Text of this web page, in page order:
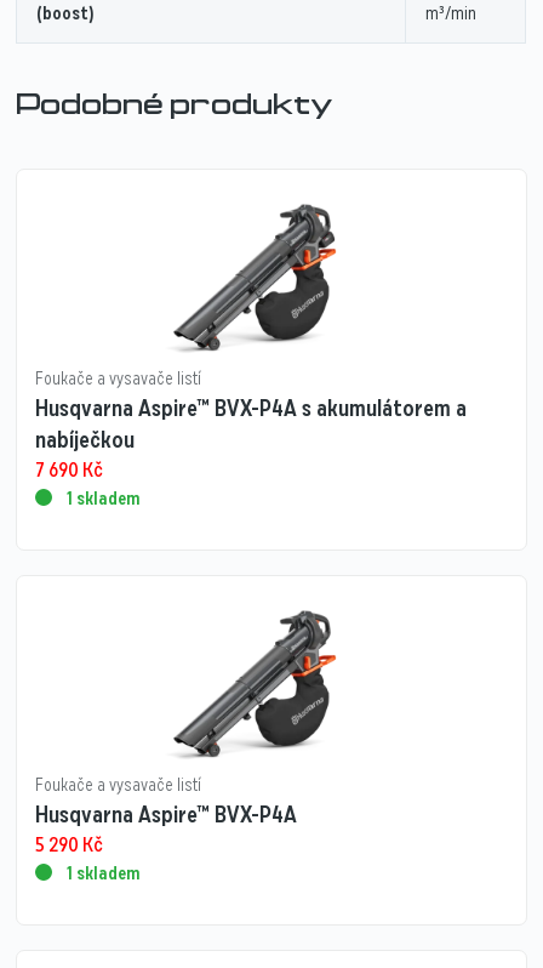
(boost) m³/min
Podobné produkty
Foukače a vysavače listí
Husqvarna Aspire™ BVX-P4A s akumulátorem a
nabíječkou
7 690 Kč
1 skladem
Foukače a vysavače listí
Husqvarna Aspire™ BVX-P4A
5 290 Kč
1 skladem